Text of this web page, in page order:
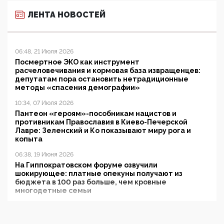
ЛЕНТА НОВОСТЕЙ
06:48, 21 Июля 2026
Посмертное ЭКО как инструмент
расчеловечивания и кормовая база извращенцев:
депутатам пора остановить нетрадиционные
методы «спасения демографии»
10:34, 07 Июля 2026
Пантеон «героям»-пособникам нацистов и
противникам Православия в Киево-Печерской
Лавре: Зеленский и Ко показывают миру рога и
копыта
06:38, 19 Июня 2026
На Гиппократовском форуме озвучили
шокирующее: платные опекуны получают из
бюджета в 100 раз больше, чем кровные
многодетные семьи